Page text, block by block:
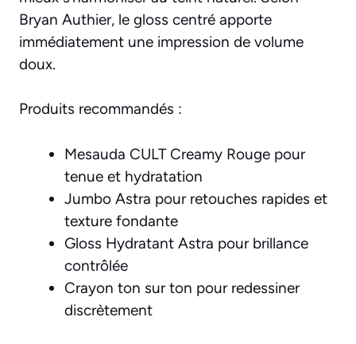
Bryan Authier, le gloss centré apporte
immédiatement une impression de volume
doux.
Produits recommandés :
Mesauda CULT Creamy Rouge pour
tenue et hydratation
Jumbo Astra pour retouches rapides et
texture fondante
Gloss Hydratant Astra pour brillance
contrôlée
Crayon ton sur ton pour redessiner
discrètement